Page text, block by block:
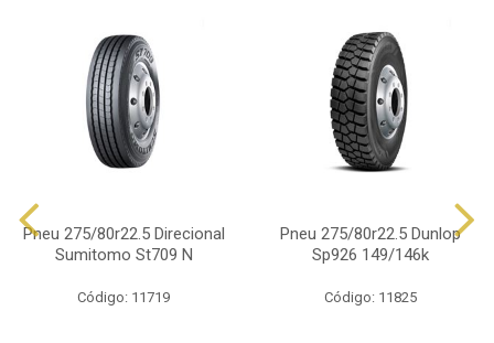
Pneu 275/80r22.5 Direcional
Sumitomo St709 N
Código: 11719
Pneu 275/80r22.5 Dunlop
Sp926 149/146k
Código: 11825